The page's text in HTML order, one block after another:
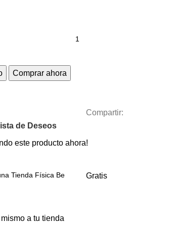
Comprar ahora
de Deseos
Compartir:
este producto ahora!
Tienda Física Be
a tu tienda
Gratis